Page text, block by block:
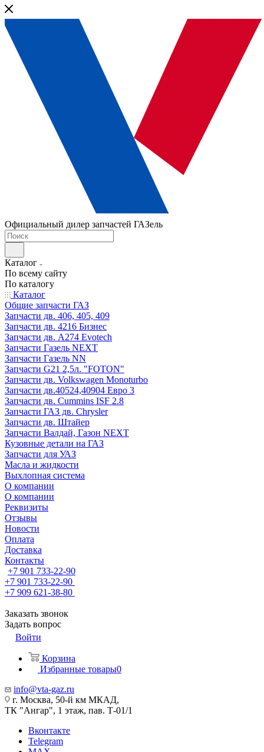
Официальный дилер запчастей ГАЗель
Каталог
По всему сайту
По каталогу
Каталог
Общие запчасти ГАЗ
Запчасти дв. 406, 405, 409
Запчасти дв. 4216 Бизнес
Запчасти дв. A274 Evotech
Запчасти Газель NEXT
Запчасти Газель NN
Запчасти G21 2,5л. "FOTON"
Запчасти дв. Volkswagen Monoturbo
Запчасти дв.40524,40904 Евро 3
Запчасти дв. Cummins ISF 2.8
Запчасти ГАЗ дв. Chrysler
Запчасти дв. Штайер
Запчасти Валдай, Газон NEXT
Кузовные детали на ГАЗ
Запчасти для УАЗ
Масла и жидкости
Выхлопная система
О компании
О компании
Реквизиты
Отзывы
Новости
Оплата
Доставка
Контакты
+7 901 733-22-90
+7 901 733-22-90
+7 909 621-38-80
Заказать звонок
Задать вопрос
Войти
Корзина
Избранные товары0
info@vta-gaz.ru
г. Москва, 50-й км МКАД,
ТК "Ангар", 1 этаж, пав. Т-01/1
Вконтакте
Telegram